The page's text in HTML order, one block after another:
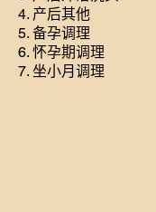
4. 产后其他
5. 备孕调理
6. 怀孕期调理
7. 坐小月调理